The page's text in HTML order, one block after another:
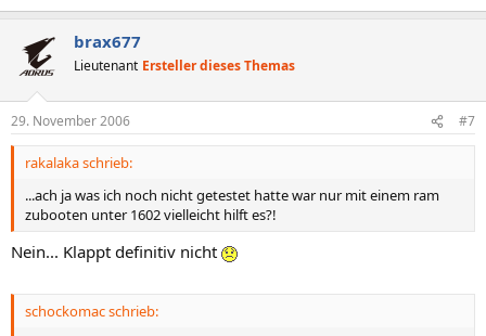
brax677
Lieutenant Ersteller dieses Themas
29. November 2006 #7
rakalaka schrieb:
...ach ja was ich noch nicht getestet hatte war nur mit einem ram
zubooten unter 1602 vielleicht hilft es?!
Nein... Klappt definitiv nicht
schockomac schrieb: